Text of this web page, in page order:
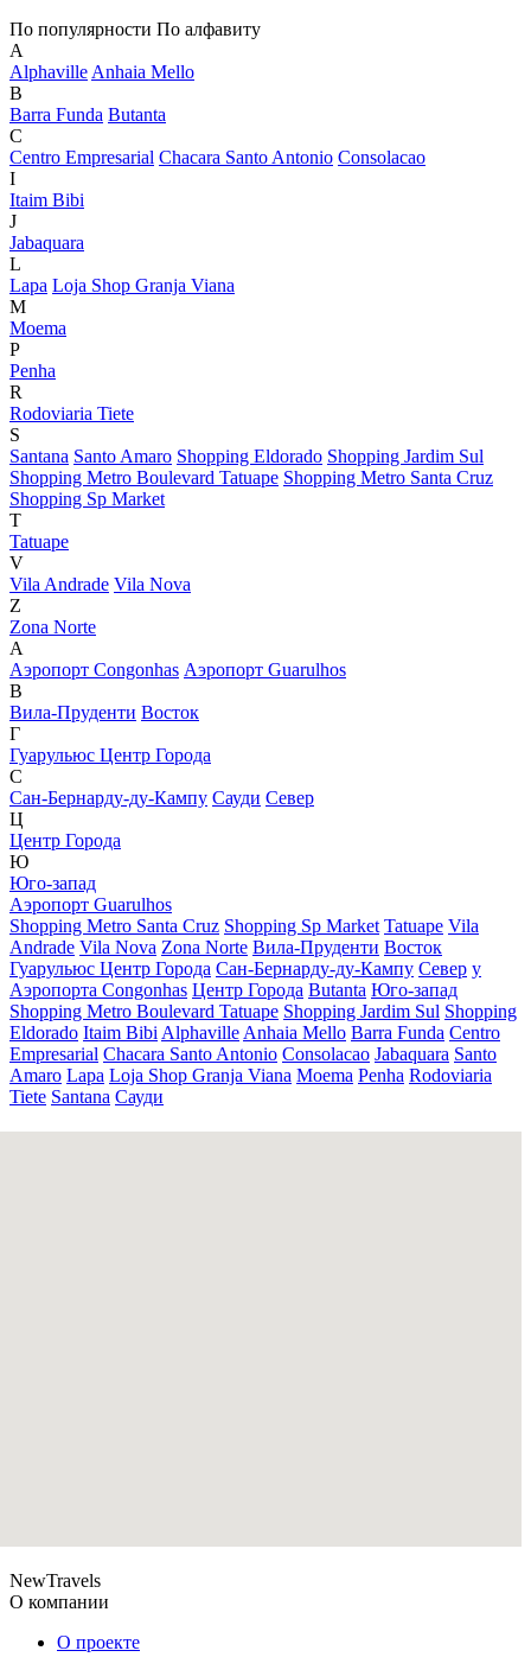
По популярности По алфавиту
A
Alphaville Anhaia Mello
B
Barra Funda Butanta
C
Centro Empresarial Chacara Santo Antonio Consolacao
I
Itaim Bibi
J
Jabaquara
L
Lapa Loja Shop Granja Viana
M
Moema
P
Penha
R
Rodoviaria Tiete
S
Santana Santo Amaro Shopping Eldorado Shopping Jardim Sul
Shopping Metro Boulevard Tatuape Shopping Metro Santa Cruz
Shopping Sp Market
T
Tatuape
V
Vila Andrade Vila Nova
Z
Zona Norte
А
Аэропорт Congonhas Аэропорт Guarulhos
В
Вила-Пруденти Восток
Г
Гуарульюс Центр Города
С
Сан-Бернарду-ду-Кампу Сауди Север
Ц
Центр Города
Ю
Юго-запад
Аэропорт Guarulhos
Shopping Metro Santa Cruz Shopping Sp Market Tatuape Vila
Andrade Vila Nova Zona Norte Вила-Пруденти Восток
Гуарульюс Центр Города Сан-Бернарду-ду-Кампу Север у
Аэропорта Congonhas Центр Города Butanta Юго-запад
Shopping Metro Boulevard Tatuape Shopping Jardim Sul Shopping
Eldorado Itaim Bibi Alphaville Anhaia Mello Barra Funda Centro
Empresarial Chacara Santo Antonio Consolacao Jabaquara Santo
Amaro Lapa Loja Shop Granja Viana Moema Penha Rodoviaria
Tiete Santana Сауди
NewTravels
О компании
О проекте